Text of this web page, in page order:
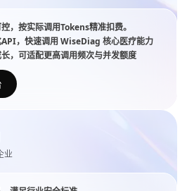
，按实际调用Tokens精准扣费。
，快速调用 WiseDiag 核心医疗能力
，可适配更高调用频次与并发额度
业